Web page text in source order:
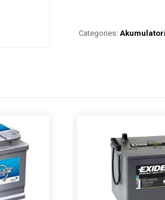
Categories: Akumulatori